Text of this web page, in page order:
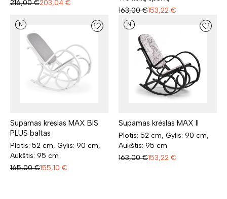
216,00 €203,04 €
163,00 €153,22 €
N
Supamas krėslas MAX BIS
PLUS baltas
Plotis: 52 cm, Gylis: 90 cm,
Aukštis: 95 cm
165,00 €155,10 €
N
Supamas krėslas MAX II
Plotis: 52 cm, Gylis: 90 cm,
Aukštis: 95 cm
163,00 €153,22 €